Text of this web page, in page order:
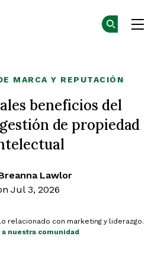
MARCA Y REPUTACIÓN
beneficios del
de propiedad
Lawlor
Jul 3, 2026
relacionado con marketing y liderazgo.
a nuestra comunidad